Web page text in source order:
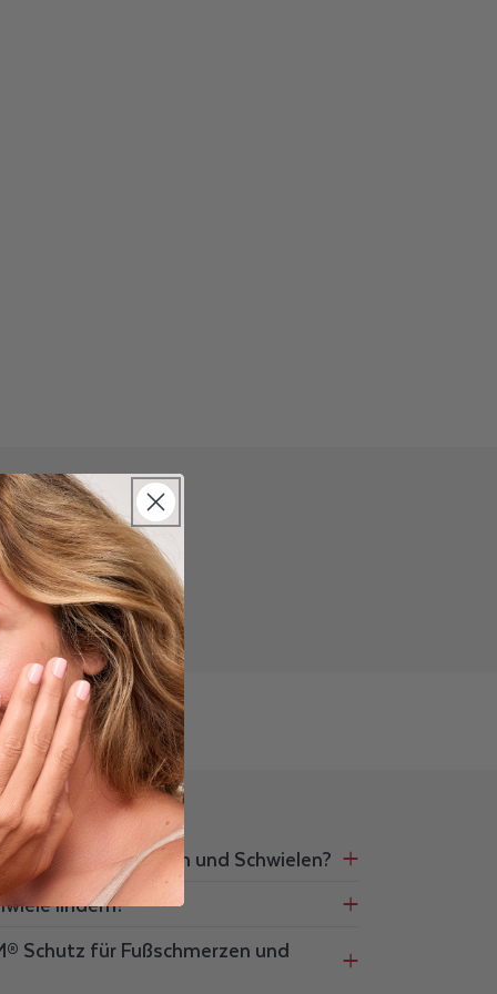
von Fußschmerzen und Schwielen?
lindern?
Schutz für Fußschmerzen und